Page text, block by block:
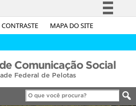
CONTRASTE MAPA DO SITE
Simplifique!
Acesso à informação
Legislação
Canais
Comunicação Social
Federal de Pelotas